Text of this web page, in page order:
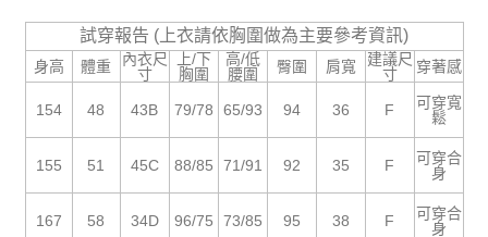
客戶支援中心」https://netprotections.freshdesk.com/support/home
【注意事項】
１．透過由恩沛科技股份有限公司提供之「AFTEE先享後付」服務完成之交
易，需依本服務之必要範圍內提供個人資料，並將交易相關給付款項請求債
權轉讓予恩沛科技股份有限公司。
https://aftee.tw/terms/#terms3
３．未成年的使用者請事先徵得法定代理人或監護人之同意方可使用
「AFTEE先享後付」，若未經同意申辦者引起之損失，本公司不負相關責
每筆NT$85，滿NT$799(含以上)免運費
宅配
海外宅配 查看運費
試穿報告 (上衣請依胸圍做為主要參考資訊)
身高 體重
內衣尺
寸
上/下
胸圍
高/低
腰圍
臀圍 肩寬
建議尺
寸
穿著感
154 48 43B 79/78 65/93 94 36 F
可穿寬
鬆
155 51 45C 88/85 71/91 92 35 F
可穿合
身
167 58 34D 96/75 73/85 95 38 F
可穿合
身